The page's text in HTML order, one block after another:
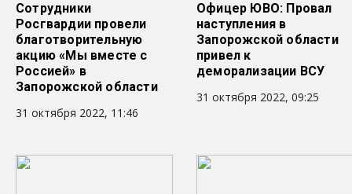
Сотрудники
Росгвардии провели
благотворительную
акцию «Мы вместе с
Россией» в
Запорожской области
31 октября 2022, 11:46
Офицер ЮВО: Провал
наступления в
Запорожской области
привел к
деморализации ВСУ
31 октября 2022, 09:25